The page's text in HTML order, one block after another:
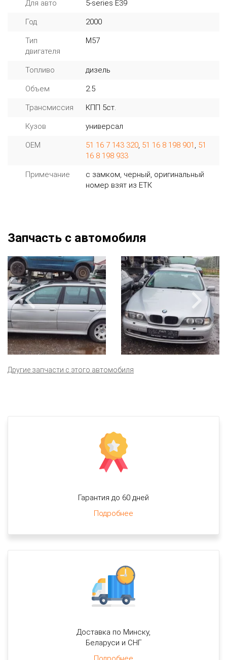
Для авто 5-series E39
Год 2000
Тип
двигателя
M57
Топливо дизель
Объем 2.5
Трансмиссия КПП 5ст.
Кузов универсал
OEM 51 16 7 143 320 51 16 8 198 901
51
16 8 198 933
Примечание
с замком, черный, оригинальный
номер взят из ЕТК
Запчасть с автомобиля
Другие запчасти с этого автомобиля
Гарантия до 60 дней
Подробнее
Доставка по Минску,
Беларуси и СНГ